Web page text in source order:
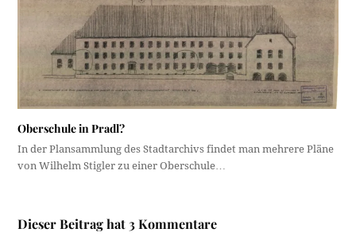
Oberschule in Pradl?
In der Plansammlung des Stadtarchivs findet man mehrere Pläne
von Wilhelm Stigler zu einer Oberschule…
Dieser Beitrag hat 3 Kommentare